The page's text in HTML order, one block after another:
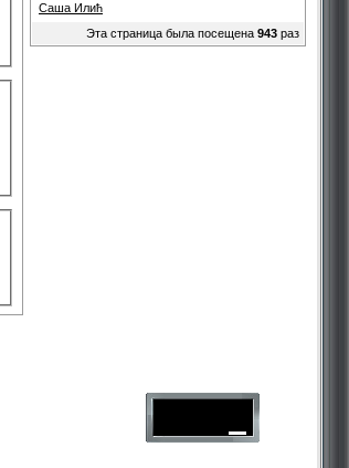
Саша Илић
Эта страница была посещена 943 раз